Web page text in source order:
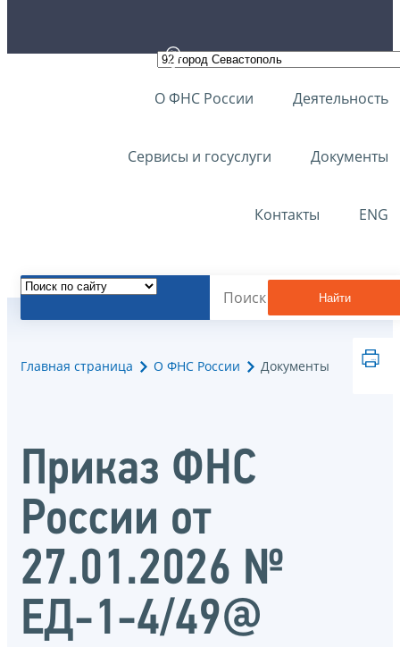
О ФНС России Деятельность
Сервисы и госуслуги Документы
Контакты ENG
Найти
Главная страница О ФНС России Документы
Приказ ФНС
России от
27.01.2026 №
ЕД-1-4/49@